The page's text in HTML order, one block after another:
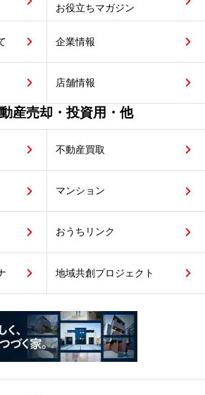
お役立ちマガジン
企業情報
店舗情報
産売却・投資用・他
不動産買取
マンション
おうちリンク
地域共創プロジェクト